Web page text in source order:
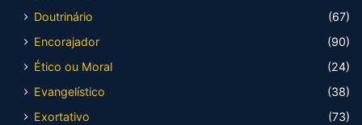
Doutrinário
(67)
Encorajador
(90)
Ético ou Moral
(24)
Evangelístico
(38)
Exortativo
(73)